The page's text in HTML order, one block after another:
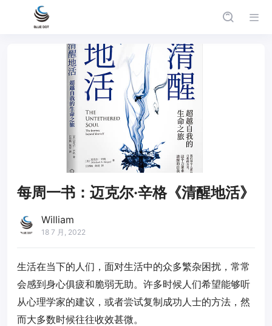
每周一书：迈克尔·辛格《清醒地活》
William
18 7 月, 2022
生活在当下的人们，面对生活中的众多繁杂困扰，常常
会感到身心俱疲和脆弱无助。许多时候人们希望能够听
从心理学家的建议，或者尝试复制成功人士的方法，然
而大多数时候往往收效甚微。